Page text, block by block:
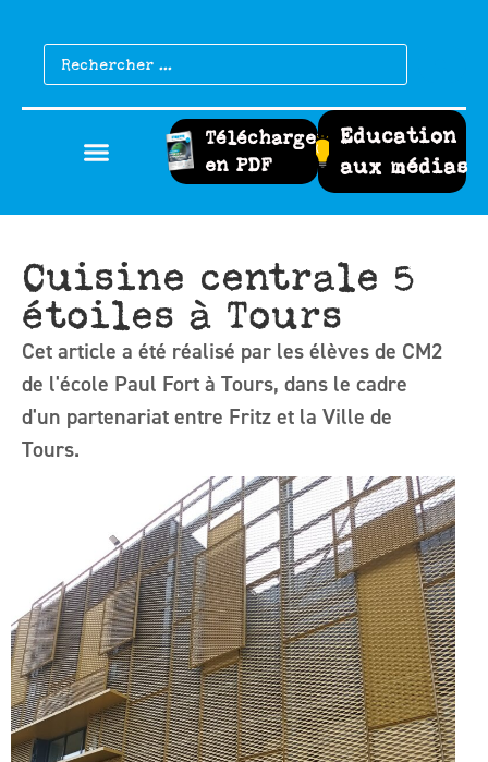
Télécharger
en PDF
Education
aux médias
Cuisine centrale 5
étoiles à Tours
Cet article a été réalisé par les élèves de CM2
de l'école Paul Fort à Tours, dans le cadre
d'un partenariat entre Fritz et la Ville de
Tours.